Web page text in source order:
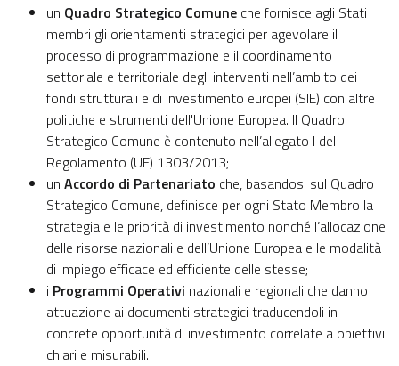
un Quadro Strategico Comune che fornisce agli Stati
membri gli orientamenti strategici per agevolare il
processo di programmazione e il coordinamento
settoriale e territoriale degli interventi nell’ambito dei
fondi strutturali e di investimento europei (SIE) con altre
politiche e strumenti dell'Unione Europea. Il Quadro
Strategico Comune è contenuto nell’allegato I del
Regolamento (UE) 1303/2013;
un Accordo di Partenariato che, basandosi sul Quadro
Strategico Comune, definisce per ogni Stato Membro la
strategia e le priorità di investimento nonché l’allocazione
delle risorse nazionali e dell’Unione Europea e le modalità
di impiego efficace ed efficiente delle stesse;
i Programmi Operativi nazionali e regionali che danno
attuazione ai documenti strategici traducendoli in
concrete opportunità di investimento correlate a obiettivi
chiari e misurabili.